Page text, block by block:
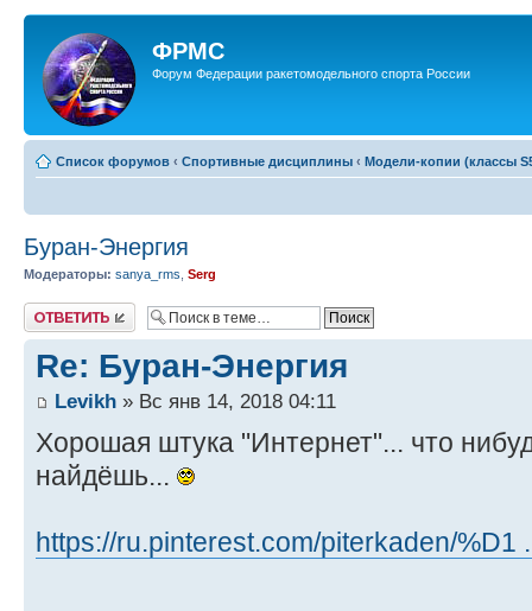
ФРМС
Форум Федерации ракетомодельного спорта России
Список форумов ‹ Спортивные дисциплины ‹ Модели-копии (классы
Буран-Энергия
Модераторы: sanya_rms Serg
Ответить
Re: Буран-Энергия
Levikh » Вс янв 14, 2018 04:11
Хорошая штука "Интернет"... что
найдёшь...
https://ru.pinterest.com/piterkaden/%D1